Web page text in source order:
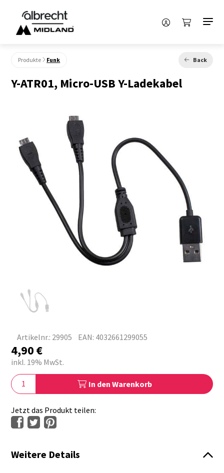
Produkte Funk Back
Y-ATR01, Micro-USB Y-Ladekabel
Artikelnr.: 29905 EAN: 4032661299055
4,90€
inkl. 19% MwSt.
In den Warenkorb
Jetzt das Produkt teilen:
Weitere Details